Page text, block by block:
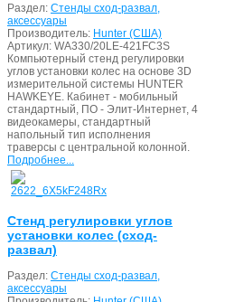
Раздел: Стенды сход-развал,
аксессуары
Производитель: Hunter (США)
Артикул: WA330/20LE-421FC3S
Компьютерный стенд регулировки
углов установки колес на основе 3D
измерительной системы HUNTER
HAWKEYE. Кабинет - мобильный
стандартный, ПО - Элит-Интернет, 4
видеокамеры, стандартный
напольный тип исполнения
траверсы с центральной колонной.
Подробнее...
Стенд регулировки углов
установки колес (сход-
развал)
Раздел: Стенды сход-развал,
аксессуары